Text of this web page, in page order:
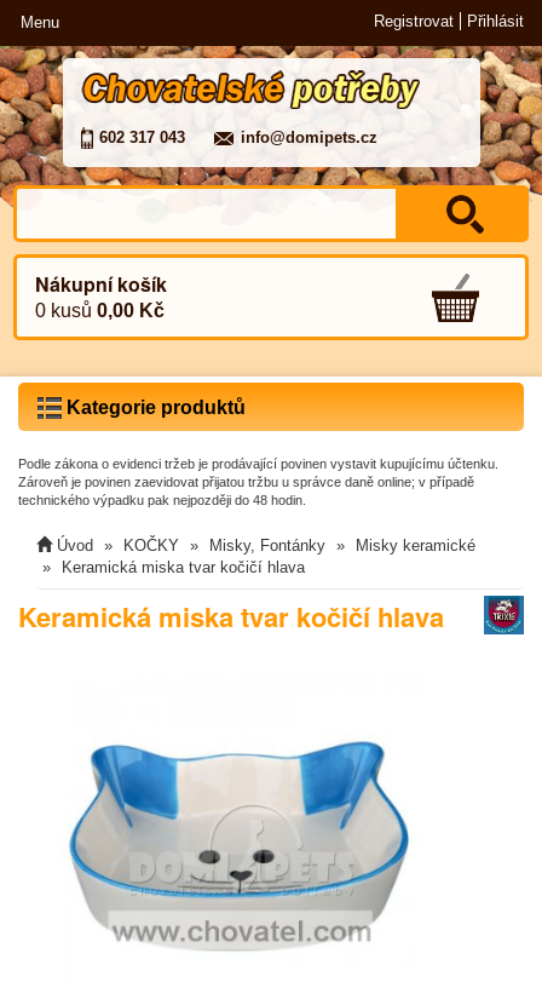
Menu Registrovat Přihlásit
602 317 043 info@domipets.cz
Nákupní košík
0 kusů0,00 Kč
Kategorie produktů
Podle zákona o evidenci tržeb je prodávající povinen vystavit kupujícímu účtenku.
Zároveň je povinen zaevidovat přijatou tržbu u správce daně online; v případě
technického výpadku pak nejpozději do 48 hodin.
Úvod KOČKY Misky, Fontánky
Misky keramické
Keramická miska tvar kočičí hlava
Keramická miska tvar kočičí hlava